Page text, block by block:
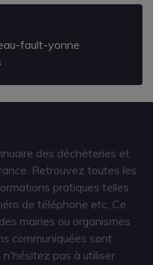
fault-yonne
des déchèteries et
Retrouvez toutes les
pratiques telles
de téléphone etc. Ce
mairies ou organismes
communiquées sont
n'hésitez pas à utiliser